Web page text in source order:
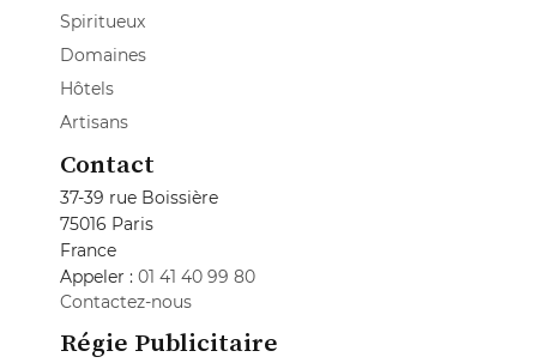
Spiritueux
Domaines
Hôtels
Artisans
Contact
37-39 rue Boissière
75016 Paris
France
Appeler : 01 41 40 99 80
Contactez-nous
Régie Publicitaire